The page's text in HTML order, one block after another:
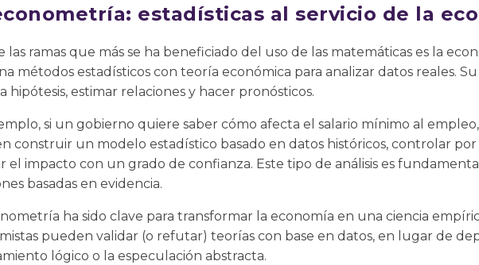
estadísticas al servicio de la
las ramas que más se ha beneficiado del uso de las matemáticas es la
métodos estadísticos con teoría económica para analizar datos reales.
hipótesis, estimar relaciones y hacer pronósticos.
si un gobierno quiere saber cómo afecta el salario mínimo al
construir un modelo estadístico basado en datos históricos, controlar
el impacto con un grado de confianza. Este tipo de análisis es
basadas en evidencia.
ha sido clave para transformar la economía en una ciencia
pueden validar (o refutar) teorías con base en datos, en lugar de
lógico o la especulación abstracta.